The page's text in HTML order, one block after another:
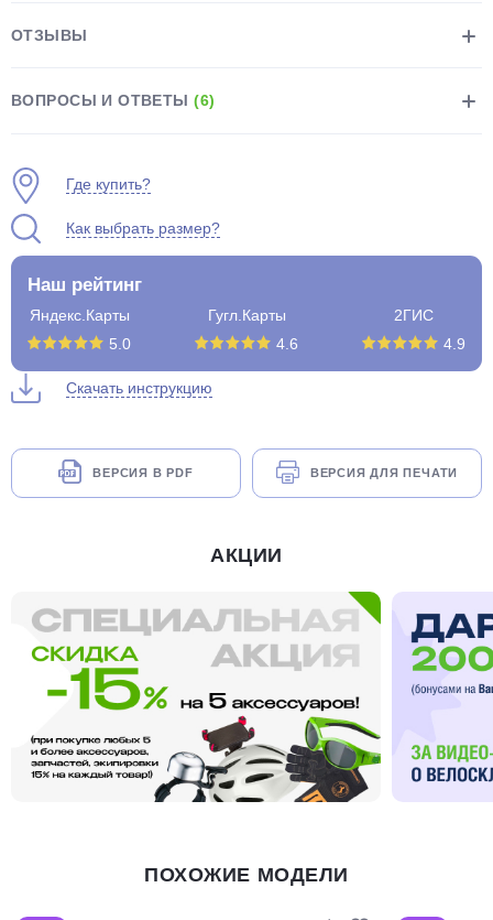
ОТЗЫВЫ
ВОПРОСЫ И ОТВЕТЫ(6)
Где купить?
Как выбрать размер?
Наш рейтинг
Яндекс.Карты
5.0
Гугл.Карты
4.6
2ГИС
4.9
Скачать инструкцию
ВЕРСИЯ В PDF ВЕРСИЯ ДЛЯ ПЕЧАТИ
АКЦИИ
ПОХОЖИЕ МОДЕЛИ